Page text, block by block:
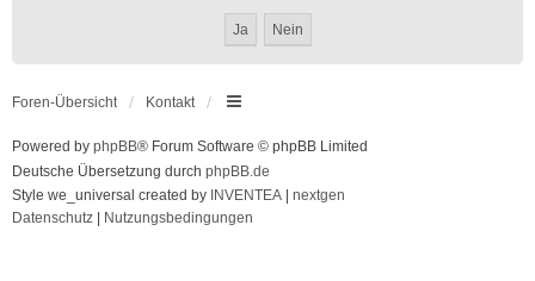
Foren-Übersicht Kontakt
Powered by phpBB® Forum Software © phpBB Limited
Deutsche Übersetzung durch phpBB.de
Style we_universal created by INVENTEA
nextgen
Datenschutz
Nutzungsbedingungen